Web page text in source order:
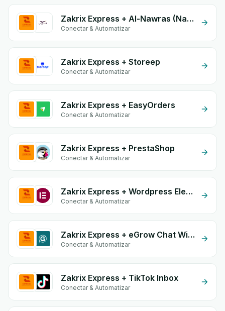
Zakrix Express + Al-Nawras (Nawris)
Conectar & Automatizar
Zakrix Express + Storeep
Conectar & Automatizar
Zakrix Express + EasyOrders
Conectar & Automatizar
Zakrix Express + PrestaShop
Conectar & Automatizar
Zakrix Express + Wordpress Elementor
Conectar & Automatizar
Zakrix Express + eGrow Chat Widget
Conectar & Automatizar
Zakrix Express + TikTok Inbox
Conectar & Automatizar